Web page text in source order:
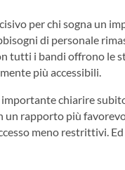
per chi sogna un
di personale
tutti i bandi offrono le
più accessibili.
importante chiarire
un rapporto più
meno restrittivi.